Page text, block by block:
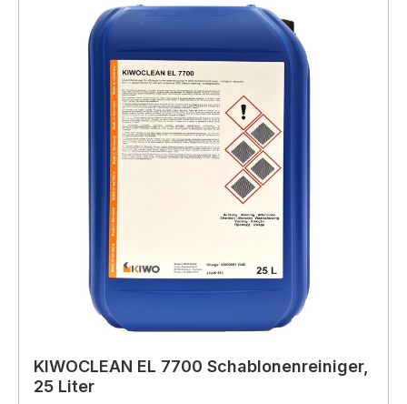
KIWOCLEAN EL 7700 Schablonenreiniger,
25 Liter